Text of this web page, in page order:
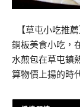
【草屯小吃推
銅板美食小吃，
水煎包在草屯鎮
算物價上揚的時